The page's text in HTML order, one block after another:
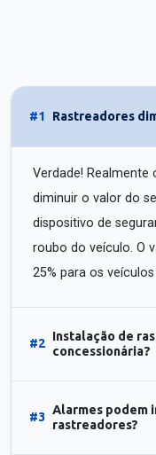
#1 Rastreadores
Verdade!
diminuir o valor do
dispositivo de
roubo do veículo. O
25% para os
#2
Instalação de
concessionária?
#3
Alarmes podem
rastreadores?